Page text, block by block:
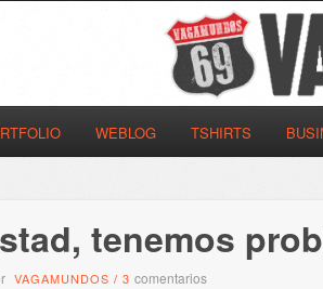
WEBLOG TSHIRTS
tenemos
VAGAMUNDOS /3comentarios